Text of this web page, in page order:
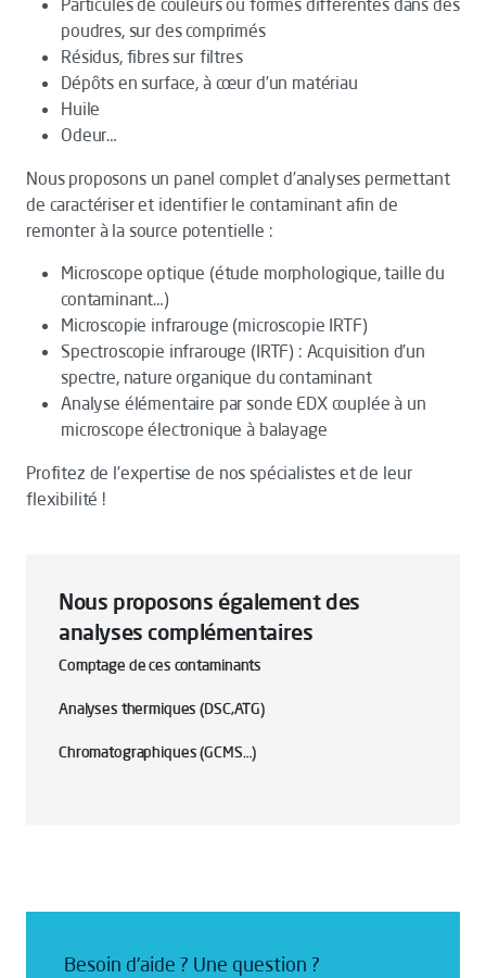
Particules de couleurs ou formes différentes dans des
poudres, sur des comprimés
Résidus, fibres sur filtres
Dépôts en surface, à cœur d’un matériau
Huile
Odeur…
Nous proposons un panel complet d’analyses permettant
de caractériser et identifier le contaminant afin de
remonter à la source potentielle :
Microscope optique (étude morphologique, taille du
contaminant…)
Microscopie infrarouge (microscopie IRTF)
Spectroscopie infrarouge (IRTF) : Acquisition d’un
spectre, nature organique du contaminant
Analyse élémentaire par sonde EDX couplée à un
microscope électronique à balayage
Profitez de l’expertise de nos spécialistes et de leur
flexibilité !
Nous proposons également des
analyses complémentaires
Comptage de ces contaminants
Analyses thermiques (DSC,ATG)
Chromatographiques (GCMS…)
Besoin d'aide ? Une question ?